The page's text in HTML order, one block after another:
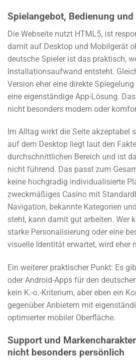
Spielangebot, Bedienung
Die Webseite nutzt HTML5, ist
damit auf Desktop und Mobilgerät
deutsche Spieler ist das praktisch,
Installationsaufwand entsteht.
Version eher eine direkte
eine eigenständige App-Lösung.
nicht besonders modern oder
Im Alltag wirkt die Seite akzeptabel
auf dem Desktop liegt laut den
durchschnittlichen Bereich und ist
nicht führend. Das passt zum
keine hochgradig individualisierte
zweckmäßiges Casino mit
Navigation, bekannte Kategorien
steht, kann damit gut arbeiten. Wer
starke Personalisierung oder eine
visuelle Identität erwartet, wird eher
Ein weiterer praktischer Punkt: Es
oder Android-Apps für den
kein K.-o.-Kriterium, aber eben ein
gegenüber Anbietern mit
optimierter mobiler Oberfläche.
Support und
nicht besonders persönlich